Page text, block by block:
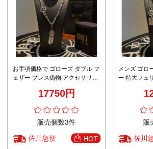
お手頃価格で ゴローズ ダブル フ
ェザー ブレス偽物 アクセサリー
作 カップル17750円
販売個数3件
佐川急便 HOT
メンズ ゴロ
ー 特大フェ
ル 男女兼用
販
佐川